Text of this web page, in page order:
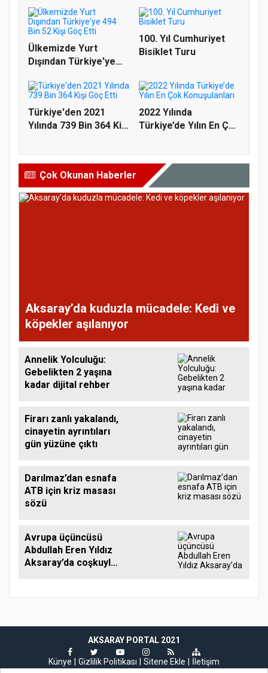
Ülkemizde Yurt
Dışından Türkiye'ye
100. Yıl Cumhuriyet
Bisiklet Turu
Türkiye'den 2021
Yılında 739 Bin 364 Kişi
2022 Yılında
Türkiye’de Yılın En Çok
Çok Okunan Haberler
Aksaray’da kuduzla mücadele: Kedi ve
köpekler aşılanıyor
Annelik Yolculuğu:
Gebelikten 2 yaşına
kadar dijital rehber
Firarı zanlı yakalandı,
cinayetin ayrıntıları
gün yüzüne çıktı
Darılmaz’dan esnafa
ATB için kriz masası
sözü
Avrupa üçüncüsü
Abdullah Eren Yıldız
Aksaray’da coşkuyla
AKSARAY PORTAL 2021
Künye Gizlilik Politikası Sitene Ekle İletişim